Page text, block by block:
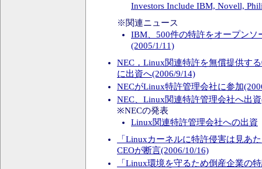
Investors Include IBM, Novell,
※関連ニュース
IBM、500件の特許をオープンソ
(2005/1/11)
NEC，Linux関連特許を無償提供す
に出資へ(2006/9/14)
NECがLinux特許管理会社に参加
NEC、Linux関連特許管理会社へ出
※NECの発表
Linux関連特許管理会社への出資
「Linuxカーネルに特許侵害は見あ
CEOが断言(2006/10/16)
「Linux環境を守るため倒産企業の